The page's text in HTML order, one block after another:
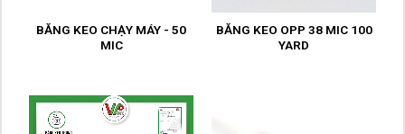
BĂNG KEO CHẠY MÁY - 50
MIC
BĂNG KEO OPP 38 MIC 100
YARD